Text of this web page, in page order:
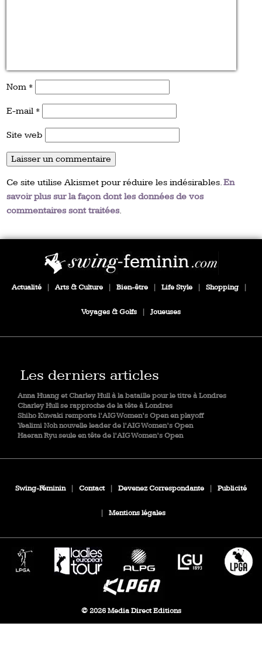
Nom *
E-mail *
Site web
Ce site utilise Akismet pour réduire les indésirables.En
savoir plus sur la façon dont les données de vos
commentaires sont traitées.
Actualité | Arts & Culture | Bien-être | Life Style | Shopping |
Voyages & Golfs | Joueuses
Les derniers articles
Anna Huang et Charley Hull à la bataille pour le titre à Londres
Charley Hull se rapproche de la tête à Londres
Shiho Kuwaki remporte l’AIG Women’s Open en playoff
Yealimi Noh nouvelle leader de l’AIG Women’s Open
Haeran Ryu seule en tête de l’AIG Women’s Open
Swing-Féminin | Contact | Devenez Correspondante | Publicité
| Mentions légales
© 2026 Media Direct Editions